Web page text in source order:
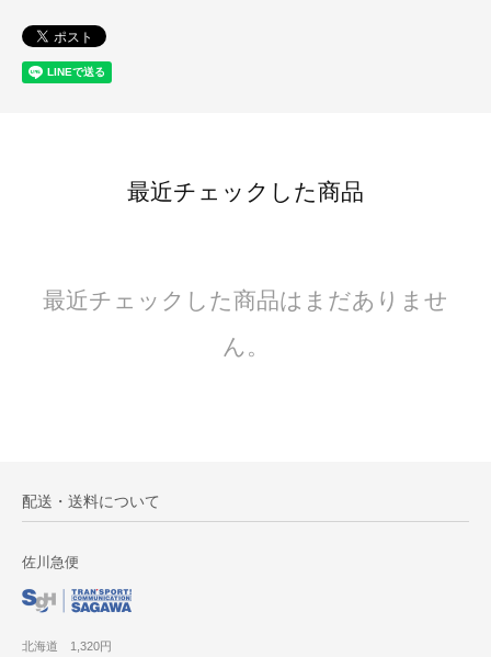
最近チェックした商品
最近チェックした商品はまだありませ
ん。
配送・送料について
佐川急便
北海道 1,320円